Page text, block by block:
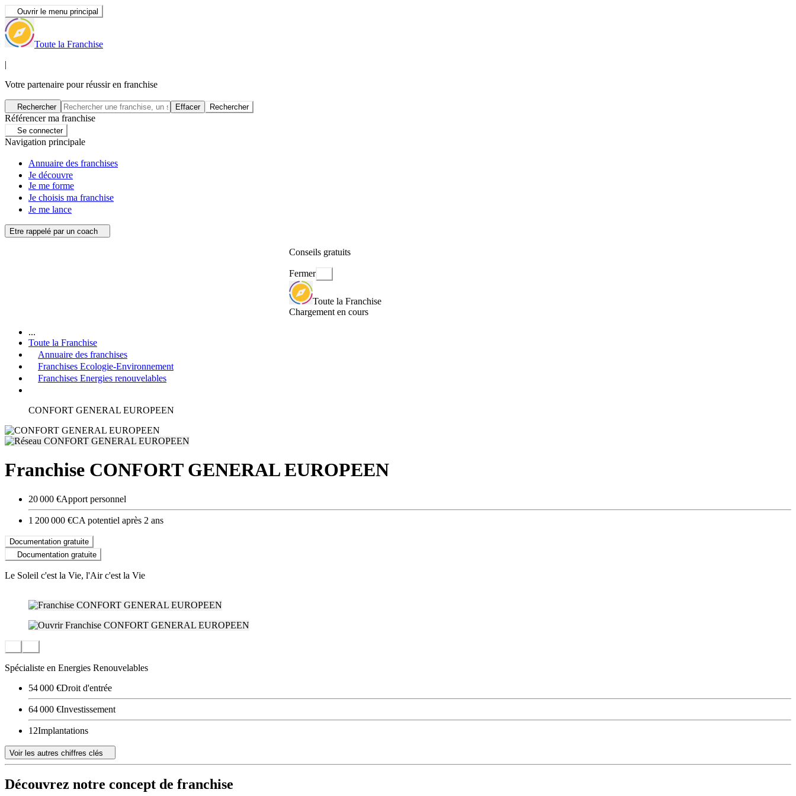
Ouvrir le menu principal
Toute la Franchise
|
Votre partenaire pour réussir en franchise
Rechercher Effacer Rechercher
Référencer ma franchise
Se connecter
Navigation principale
Annuaire des franchises
Je découvre
Je me forme
Je choisis ma franchise
Je me lance
Etre rappelé par un coach
Conseils gratuits
Fermer
Toute la Franchise
Chargement en cours
...
Toute la Franchise
Annuaire des franchises
Franchises Ecologie-Environnement
Franchises Energies renouvelables
CONFORT GENERAL EUROPEEN
Franchise CONFORT GENERAL EUROPEEN
20 000 €Apport personnel
1 200 000 €CA potentiel après 2 ans
Documentation gratuite
Documentation gratuite
Le Soleil c'est la Vie, l'Air c'est la Vie
Spécialiste en Energies Renouvelables
54 000 €Droit d'entrée
64 000 €Investissement
12Implantations
Voir les autres chiffres clés
Découvrez notre concept de franchise